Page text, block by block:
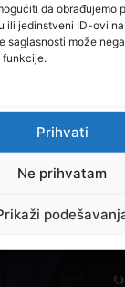
da obrađujemo
ili jedinstveni ID-ovi
saglasnosti može
funkcije.
Prihvati
Ne prihvatam
rizičnoj zoni